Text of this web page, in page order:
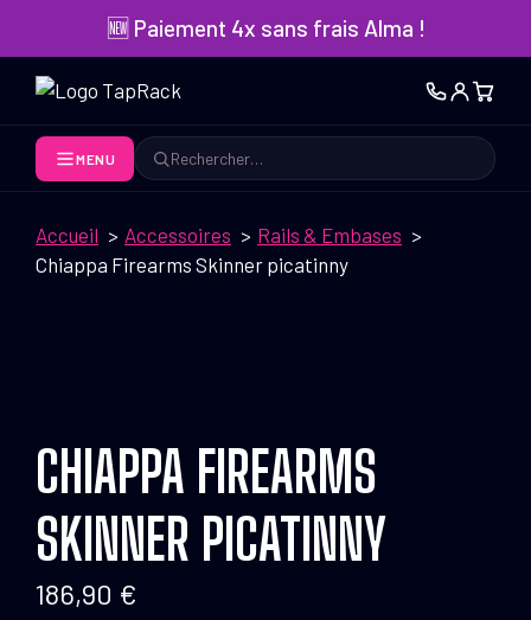
contenu
🆕 Paiement 4x sans frais Alma !
MENU
Rechercher
Accueil Accessoires
Rails & Embases
Chiappa Firearms Skinner picatinny
CHIAPPA FIREARMS
SKINNER PICATINNY
186,90 €